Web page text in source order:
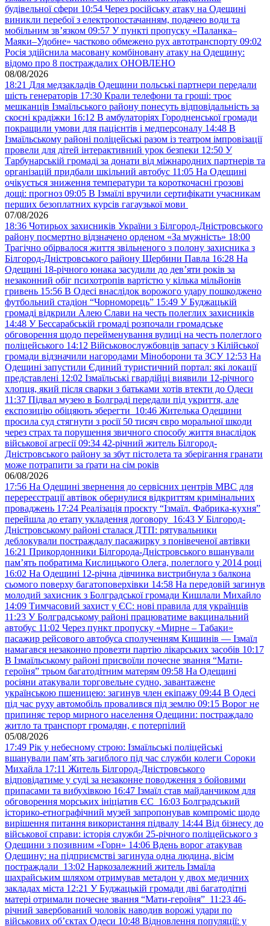
будівельної сфери 10:54 Через російську атаку на Одещині
виникли перебої з електропостачанням, подачею води та
мобільним звʼязком 09:57 У пункті пропуску «Паланка–
Маяки–Удобне» частково обмежено рух автотранспорту 09:02
Росія здійснила масовану комбіновану атаку на Одещину:
відомо про 8 постраждалих ОНОВЛЕНО
08/08/2026
18:21 Для медзакладів Одещини польські партнери передали
шість генераторів 17:30 Крали телефони та гроші: троє
мешканців Ізмаїльського району понесуть відповідальність за
скоєні крадіжки 16:12 В амбулаторіях Городненської громади
покращили умови для пацієнтів і медперсоналу 14:48 В
Ізмаїльському районі поліцейські разом із театром імпровізації
провели для дітей інтерактивний урок безпеки 12:50 У
Тарбунарській громаді за донати від міжнародних партнерів та
організацій придбали шкільний автобус 11:05 На Одещині
очікується зниження температури та короткочасні грозові
дощі: прогноз 09:05 В Ізмаїлі вручили сертифікати учасникам
перших безоплатних курсів гагаузької мови
07/08/2026
18:36 Чотирьох захисників України з Білгород-Дністровського
району посмертно відзначено орденом «За мужність» 18:00
Трагічно обірвалося життя звільненого з полону захисника з
Білгород-Дністровського району Щербини Павла 16:28 На
Одещині 18-річного юнака засудили до дев’яти років за
незаконний обіг психотропів вартістю у кілька мільйонів
гривень 15:56 В Одесі внаслідок ворожого удару пошкоджено
футбольний стадіон “Чорноморець” 15:49 У Буджацькій
громаді відкрили Алею Слави на честь полеглих захисників
14:48 У Бессарабській громаді розпочали громадське
обговорення щодо перейменування вулиці на честь полеглого
поліцейського 14:12 Військовослужбовців запасу з Кілійської
громади відзначили нагородами Міноборони та ЗСУ 12:53 На
Одещині запустили Єдиний туристичний портал: які локації
представлені 12:02 Ізмаїльські гвардійці виявили 12-річного
хлопця, який після сварки з батьками хотів втекти до Одеси
11:37 Підвал музею в Болграді передали під укриття, але
експозицію обіцяють зберегти 10:46 Жителька Одещини
просила суд стягнути з росії 50 тисяч євро моральної шкоди
через страх та порушення звичного способу життя внаслідок
військової агресії 09:34 42-річний житель Білгород-
Дністровського району за збут пістолета та зберігання гранати
може потрапити за ґрати на сім років
06/08/2026
17:56 На Одещині звернення до сервісних центрів МВС для
перереєстрації автівок обернулися відкриттям кримінальних
проваджень 17:24 Реалізація проєкту “Ізмаїл. Фабрика-кухня”
перейшла до етапу укладення договору 16:43 У Білгород-
Дністровському районі сталася ДТП: рятувальники
деблокували постраждалу пасажирку з понівеченої автівки
16:21 Прикордонники Білгорода-Дністровського вшанували
пам’ять побратима Кислицького Олега, полеглого у 2014 році
16:02 На Одещині 12-річна дівчинка вистрибнула з балкона
сьомого поверху багатоповерхівки 14:58 На передовій загинув
молодий захисник з Болградської громади Кишлали Михайло
14:09 Тимчасовий захист у ЄС: нові правила для українців
11:23 У Болградському районі працюватиме вакцинальний
автобус 11:02 Через пункт пропуску «Мирне – Табаки»
пасажир рейсового автобуса сполученням Кишинів — Ізмаїл
намагався незаконно провезти партію лікарських засобів 10:17
В Ізмаїльському районі присвоїли почесне звання “Мати-
героїня” трьом багатодітним матерям 09:58 На Одещині
росіяни атакували торговельне судно, завантажене
українською пшеницею: загинув член екіпажу 09:44 В Одесі
під час руху автомобіль провалився під землю 09:15 Ворог не
припиняє терор мирного населення Одещини: постраждало
житло та транспорт громадян, є потерпілий
05/08/2026
17:49 Рік у небесному строю: Ізмаїльські поліцейські
вшанували пам’ять загиблого під час служби колеги Сороки
Михайла 17:11 Житель Білгород-Дністровського
відповідатиме у суді за незаконне поводження з бойовими
припасами та вибухівкою 16:47 Ізмаїл став майданчиком для
обговорення морських ініціатив ЄС 16:03 Болградський
історико-етнографічний музей запропонував компроміс щодо
вирішення питання використання підвалу 14:44 Від бізнесу до
військової справи: історія служби 25-річного поліцейського з
Одещини з позивним «Горн» 14:06 Вдень ворог атакував
Одещину: на підприємстві загинула одна людина, вісім
постраждали 13:02 Наркозалежний житель Ізмаїла
шахрайським шляхом отримував метадон у двох медичних
закладах міста 12:21 У Буджацькій громади дві багатодітні
матері отримали почесне звання “Мати-героїня” 11:23 46-
річний завербований чоловік наводив ворожі удари по
військових обʼєктах Одеси 10:48 Відновлення популяції: у